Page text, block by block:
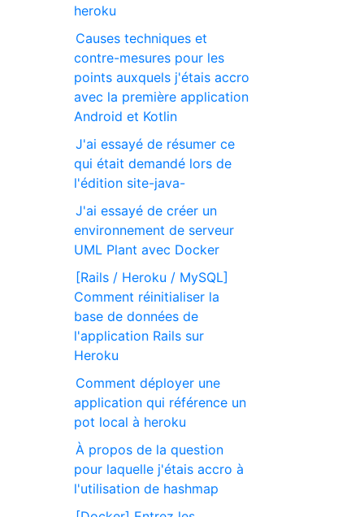
heroku
Causes techniques et
contre-mesures pour les
points auxquels j'étais accro
avec la première application
Android et Kotlin
J'ai essayé de résumer ce
qui était demandé lors de
l'édition site-java-
J'ai essayé de créer un
environnement de serveur
UML Plant avec Docker
[Rails / Heroku / MySQL]
Comment réinitialiser la
base de données de
l'application Rails sur
Heroku
Comment déployer une
application qui référence un
pot local à heroku
À propos de la question
pour laquelle j'étais accro à
l'utilisation de hashmap